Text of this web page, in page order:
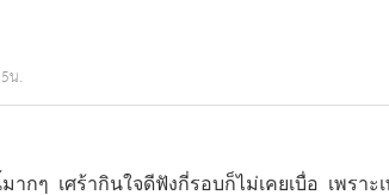
น.
ากๆ  เศร้ากินใจดีฟังกี่รอบก็ไม่เคยเบื่อ  เพราะเ